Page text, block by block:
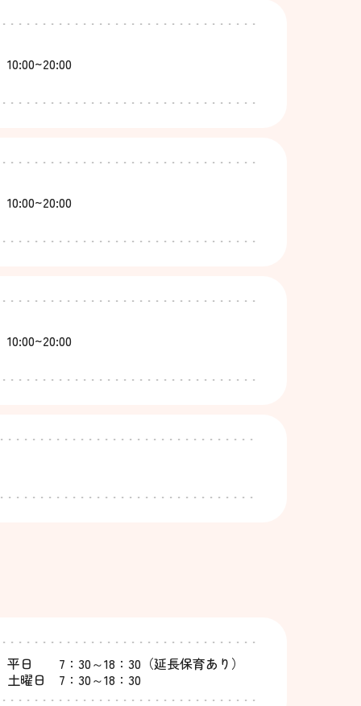
10:00~20:00
10:00~20:00
10:00~20:00
平日 7：30～18：30（延長保育あり）
土曜日 7：30～18：30